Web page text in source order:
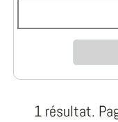
1 résultat.